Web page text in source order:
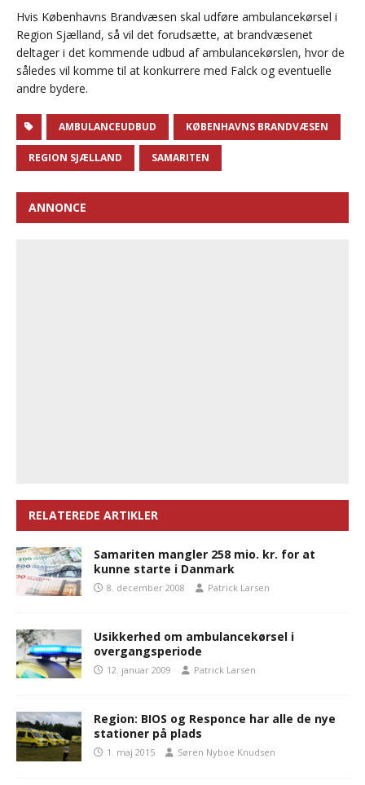
Hvis Københavns Brandvæsen skal udføre ambulancekørsel i
Region Sjælland, så vil det forudsætte, at brandvæsenet
deltager i det kommende udbud af ambulancekørslen, hvor de
således vil komme til at konkurrere med Falck og eventuelle
andre bydere.
AMBULANCEUDBUD KØBENHAVNS BRANDVÆSEN
REGION SJÆLLAND SAMARITEN
ANNONCE
RELATEREDE ARTIKLER
Samariten mangler 258 mio. kr. for at
kunne starte i Danmark
8. december 2008 Patrick Larsen
Usikkerhed om ambulancekørsel i
overgangsperiode
12. januar 2009 Patrick Larsen
Region: BIOS og Responce har alle de nye
stationer på plads
1. maj 2015 Søren Nyboe Knudsen